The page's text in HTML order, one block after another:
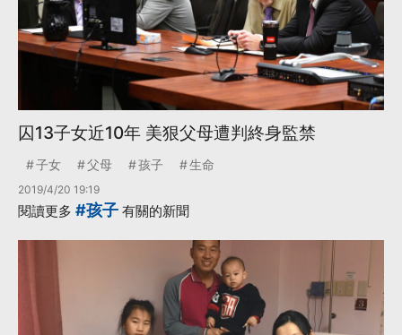
囚13子女近10年 美狠父母遭判終身監禁
子女 父母 孩子 生命
2019/4/20 19:19
閱讀更多 #孩子 有關的新聞